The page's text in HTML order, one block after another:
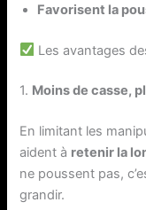
Favorisent la
Les avantages
1. Moins de casse,
En limitant les
aident à retenir la
ne poussent pas,
grandir.